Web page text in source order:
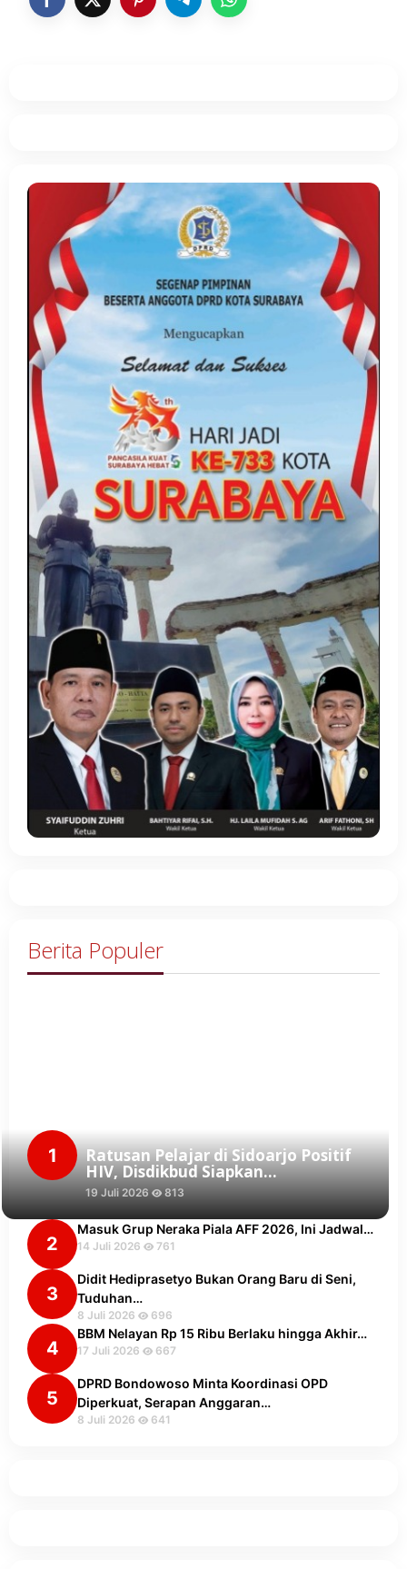
Berita Populer
1 Ratusan Pelajar di Sidoarjo Positif
HIV, Disdikbud Siapkan…
19 Juli 2026 813
2
Masuk Grup Neraka Piala AFF 2026, Ini Jadwal…
14 Juli 2026 761
3
Didit Hediprasetyo Bukan Orang Baru di Seni,
Tuduhan…
8 Juli 2026 696
4
BBM Nelayan Rp 15 Ribu Berlaku hingga Akhir…
17 Juli 2026 667
5
DPRD Bondowoso Minta Koordinasi OPD
Diperkuat, Serapan Anggaran…
8 Juli 2026 641